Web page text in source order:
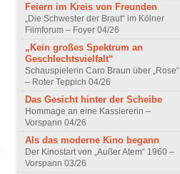
Feiern im Kreis von Freunden
„Die Schwester der Braut“ im Kölner
Filmforum – Foyer 04/26
„Kein großes Spektrum an
Geschlechtsvielfalt“
Schauspielerin Caro Braun über „Rose“
– Roter Teppich 04/26
Das Gesicht hinter der Scheibe
Hommage an eine Kassiererin –
Vorspann 04/26
Als das moderne Kino begann
Der Kinostart von „Außer Atem“ 1960 –
Vorspann 03/26